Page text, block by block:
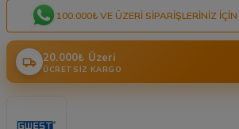
100.000₺ VE ÜZERI SIPARIŞLERINIZ
20.000₺ Üzeri
ÜCRETSIZ KARGO